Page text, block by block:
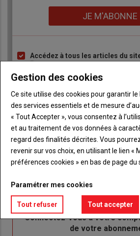
JE M'ABONNE
Liste
puce
Accédez à tous les articles du
Paysanne
Consultez le journal L'Aurore
Ne manquez aucune information
newsletter du journal L'Aurore
Sous-
titre
Vous êtes abonné(e)
TITRE IDENTIFIEZ-
Body
Connectez-vous à votre
de votre
Gestion des cookies
Ce site utilise des cookies pour garantir
des services essentiels et de mesure
« Tout Accepter », vous consentez à
et au traitement de vos données à
regard des finalités décrites. Vous
revenir sur vos choix, en utilisant le lien «
préférences cookies » en bas de page du
Paramétrer mes cookies
Tout refuser Tout accepter